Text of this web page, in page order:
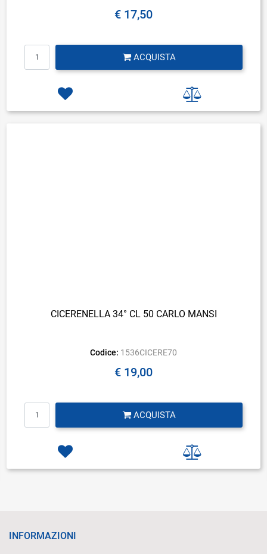
€ 17,50
ACQUISTA
CICERENELLA 34° CL 50 CARLO MANSI
Codice: 1536CICERE70
€ 19,00
ACQUISTA
INFORMAZIONI